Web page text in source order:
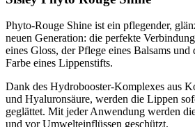
Phyto-Rouge Shine ist ein pflegender,
neuen Generation: die perfekte
eines Gloss, der Pflege eines Balsams und
Farbe eines Lippenstifts.
Dank des Hydrobooster-Komplexes aus
und Hyaluronsäure, werden die Lippen
geglättet. Mit jeder Anwendung werden
und vor Umwelteinflüssen geschützt.